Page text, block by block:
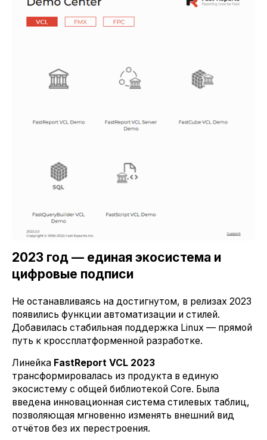
2023 год — единая экосистема и
цифровые подписи
Не останавливаясь на достигнутом, в релизах 2023
появились функции автоматизации и стилей.
Добавилась стабильная поддержка Linux — прямой
путь к кроссплатформенной разработке.
Линейка FastReport VCL 2023
трансформировалась из продукта в единую
экосистему с общей библиотекой Core. Была
введена инновационная система стилевых таблиц,
позволяющая мгновенно изменять внешний вид
отчётов без их перестроения.